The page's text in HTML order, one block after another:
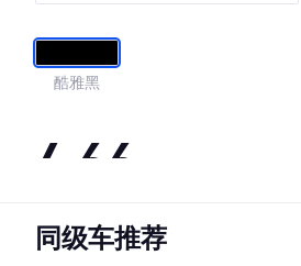
酷雅黑
4.66
·外观表现较为优秀，优于60%同级车
同级车推荐